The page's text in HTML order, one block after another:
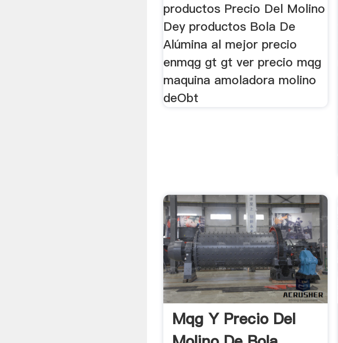
productos Precio Del Molino
Dey productos Bola De
Alúmina al mejor precio
enmqg gt gt ver precio mqg
maquina amoladora molino
deObt
Mqg Y Precio Del